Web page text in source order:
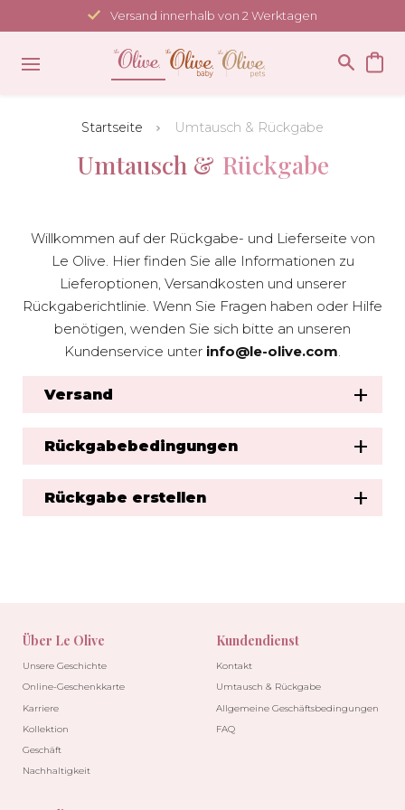
zum
Inhalt
Versand innerhalb von 2 Werktagen
Startseite Umtausch & Rückgabe
Umtausch & Rückgabe
Willkommen auf der Rückgabe- und Lieferseite von
Le Olive. Hier finden Sie alle Informationen zu
Lieferoptionen, Versandkosten und unserer
Rückgaberichtlinie. Wenn Sie Fragen haben oder Hilfe
benötigen, wenden Sie sich bitte an unseren
Kundenservice unter info@le-olive.com.
Versand
Rückgabebedingungen
Rückgabe erstellen
Über Le Olive
Unsere Geschichte
Online-Geschenkkarte
Karriere
Kollektion
Geschäft
Nachhaltigkeit
Kundendienst
Kontakt
Umtausch & Rückgabe
Allgemeine Geschäftsbedingungen
FAQ